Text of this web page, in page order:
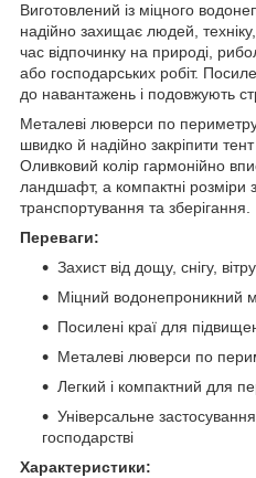
Виготовлений із міцного
надійно захищає людей,
час відпочинку на природі,
або господарських робіт.
до навантажень і подовжують
Металеві люверси по
швидко й надійно закріпити
Оливковий колір гармонійно
ландшафт, а компактні розміри
транспортування та зберігання.
Переваги:
Захист від дощу, снігу,
Міцний водонепроникний
Посилені краї для
Металеві люверси по
Легкий і компактний для
Універсальне
господарстві
Характеристики: